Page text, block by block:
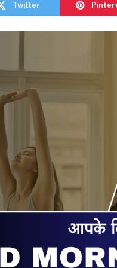
Twitter